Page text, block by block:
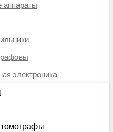
аппараты
электроника